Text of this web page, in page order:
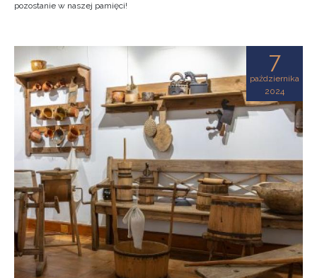
pozostanie w naszej pamięci!
7
października
2024